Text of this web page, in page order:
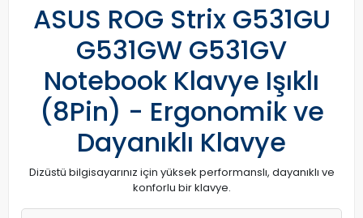
ASUS ROG Strix G531GU
G531GW G531GV
Notebook Klavye Işıklı
(8Pin) - Ergonomik ve
Dayanıklı Klavye
Dizüstü bilgisayarınız için yüksek performanslı, dayanıklı ve
konforlu bir klavye.